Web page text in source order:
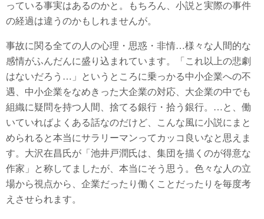
っている事実はあるのかと。もちろん、小説と実際の事件
の経過は違うのかもしれませんが。
事故に関る全ての人の心理・思惑・非情…様々な人間的な
感情がふんだんに盛り込まれています。「これ以上の悲劇
はないだろう…」というところに乗っかる中小企業への不
遇、中小企業をなめきった大企業の対応、大企業の中でも
組織に疑問を持つ人間、捨てる銀行・拾う銀行。…と、働
いていればよくある話なのだけど、こんな風に小説にまと
められると本当にサラリーマンってカッコ良いなと思えま
す。大沢在昌氏が「池井戸潤氏は、集団を描くのが得意な
作家」と称してましたが、本当にそう思う。色々な人の立
場から視点から、企業だったり働くことだったりを毎度考
えさせられます。